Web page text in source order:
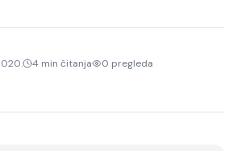
4 min čitanja 0 pregleda